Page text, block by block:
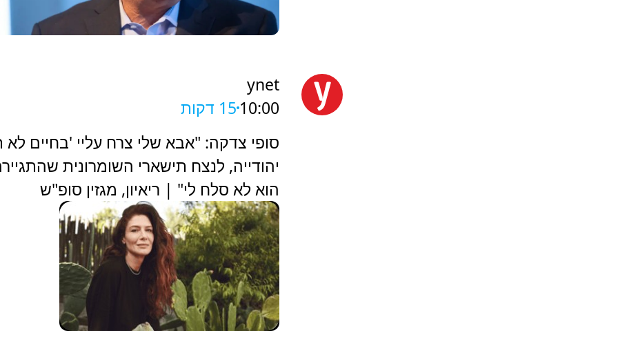
ynet
10:00 15 דקות
סופי צדקה: "אבא שלי צרח עליי 'בחיים לא
יהודייה, לנצח תישארי השומרונית
הוא לא סלח לי" | ריאיון, מגזין סופ"ש